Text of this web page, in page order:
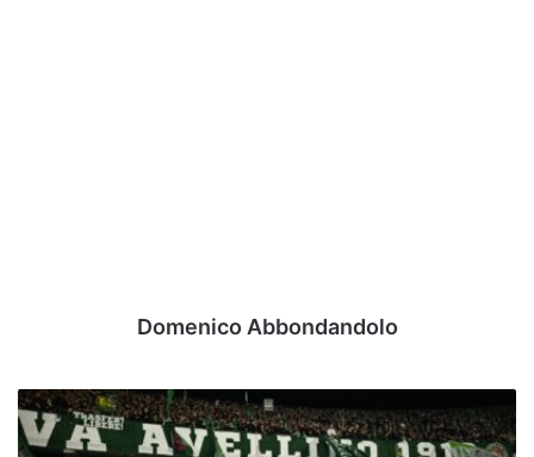
Domenico Abbondandolo
Avellino,
salto
di